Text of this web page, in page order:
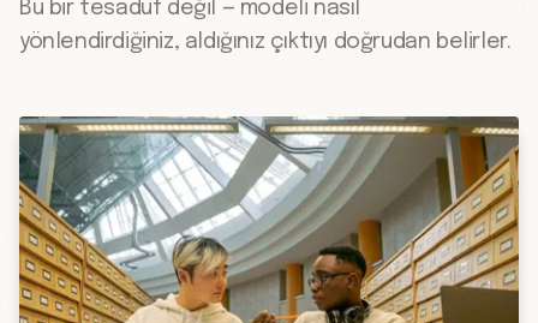
Bu bir tesadüf değil — modeli nasıl
yönlendirdiğiniz, aldığınız çıktıyı doğrudan belirler.